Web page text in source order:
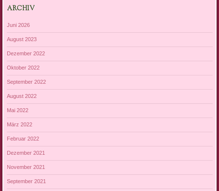
ARCHIV
Juni 2026
August 2023
Dezember 2022
Oktober 2022
September 2022
August 2022
Mai 2022
März 2022
Februar 2022
Dezember 2021
November 2021
September 2021